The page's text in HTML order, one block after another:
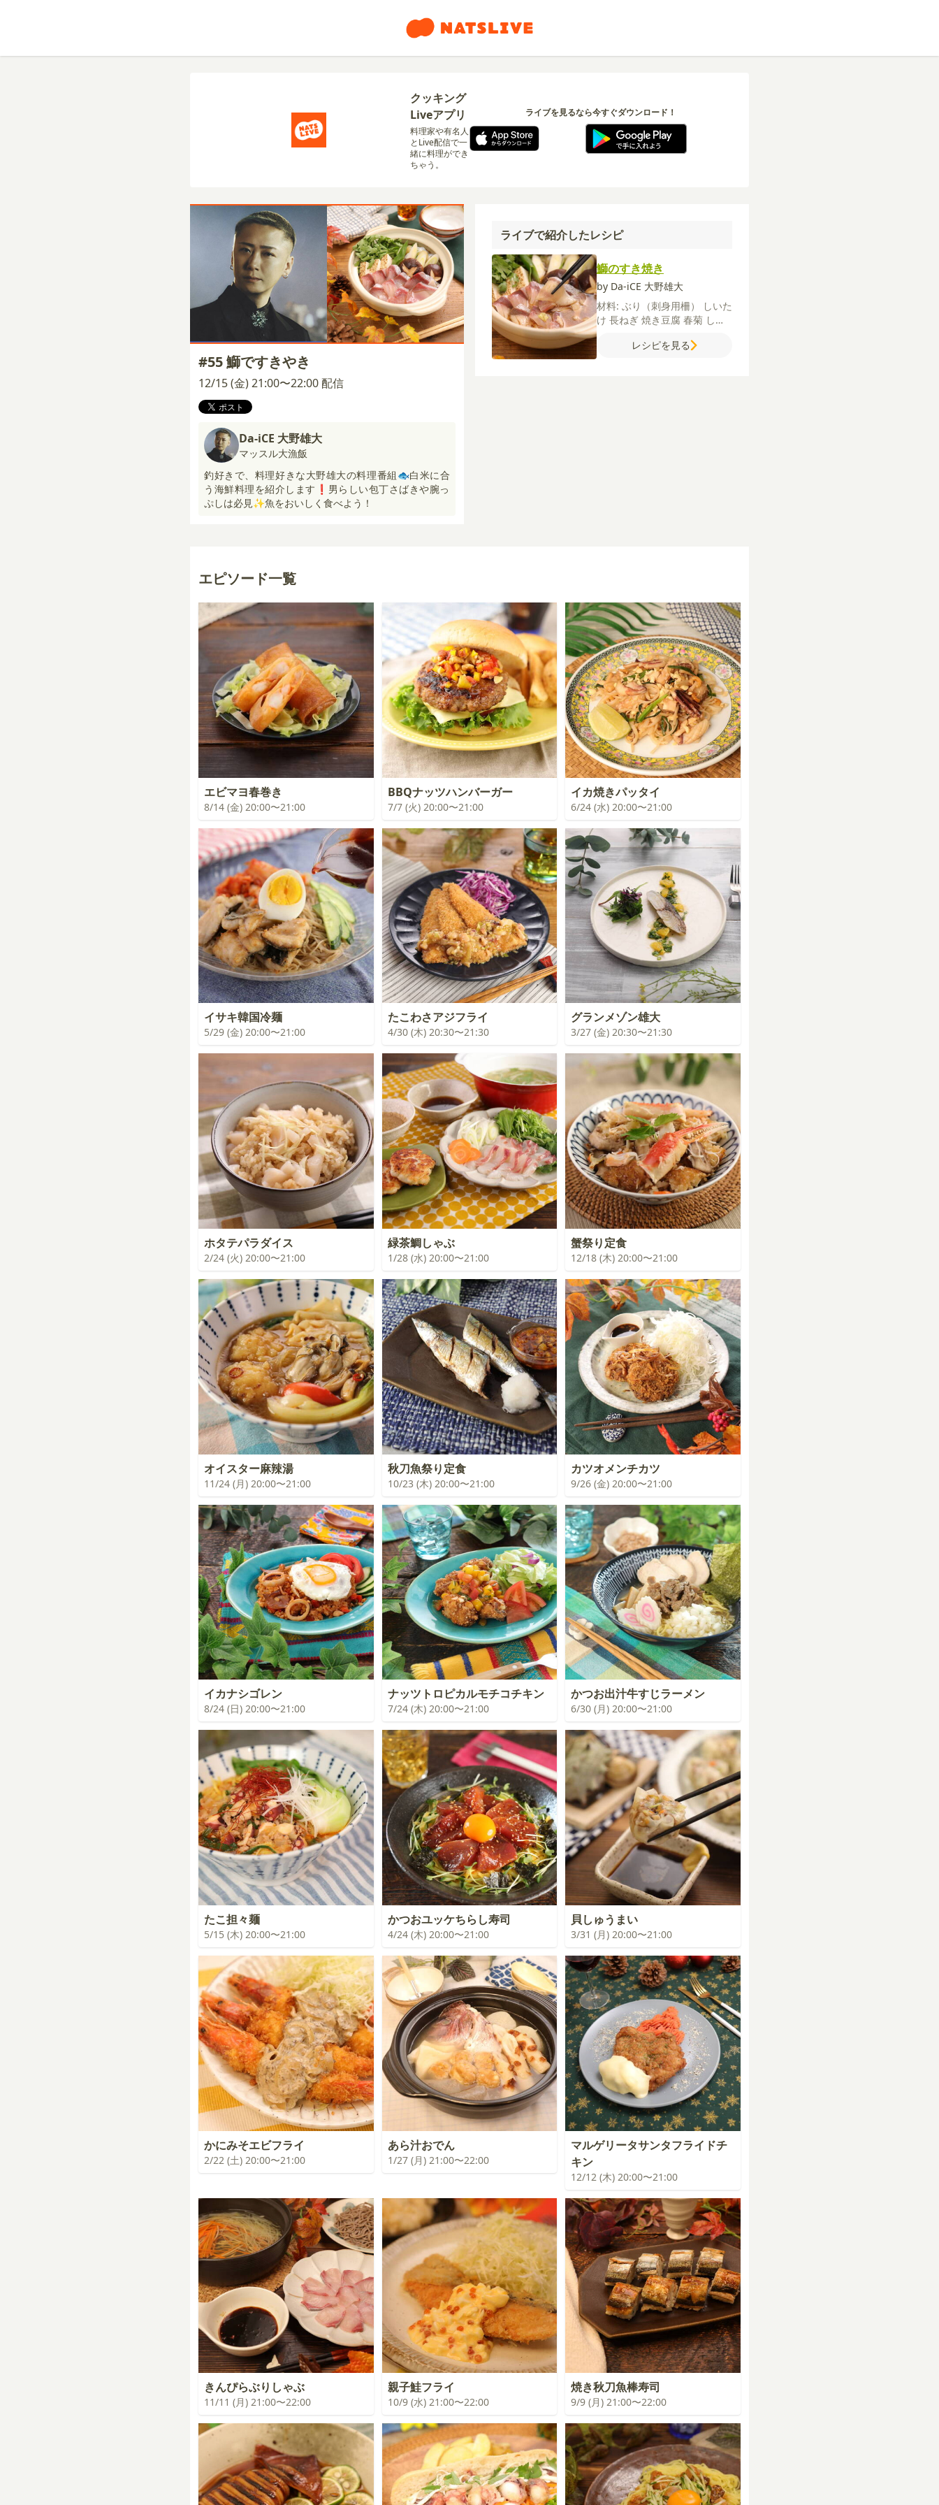
クッキング
Liveアプリ
料理家や有名人
とLive配信で一
緒に料理ができ
ちゃう。
ライブを見るなら今すぐダウンロード！
#55 鰤ですきやき
12/15 (金) 21:00〜22:00 配信
Da-iCE 大野雄大
マッスル大漁飯
釣好きで、料理好きな大野雄大の料理番組🐟白米に合
う海鮮料理を紹介します❗️男らしい包丁さばきや腕っ
ぷしは必見✨魚をおいしく食べよう！
ライブで紹介したレシピ
鰤のすき焼き
by Da-iCE 大野雄大
材料: ぶり（刺身用柵）
しいた
け 長ねぎ 焼き豆腐 春菊 しら
【合わせだし】水かつおぶ
レシピを見る
エピソード一覧
エビマヨ春巻き
8/14 (金) 20:00〜21:00
BBQナッツハンバーガー
7/7 (火) 20:00〜21:00
イカ焼きパッタイ
6/24 (水) 20:00〜21:00
イサキ韓国冷麺
5/29 (金) 20:00〜21:00
たこわさアジフライ
4/30 (木) 20:30〜21:30
グランメゾン雄大
3/27 (金) 20:30〜21:30
ホタテパラダイス
2/24 (火) 20:00〜21:00
緑茶鯛しゃぶ
1/28 (水) 20:00〜21:00
蟹祭り定食
12/18 (木) 20:00〜21:00
オイスター麻辣湯
11/24 (月) 20:00〜21:00
秋刀魚祭り定食
10/23 (木) 20:00〜21:00
カツオメンチカツ
9/26 (金) 20:00〜21:00
イカナシゴレン
8/24 (日) 20:00〜21:00
ナッツトロピカルモチコチキン
7/24 (木) 20:00〜21:00
かつお出汁牛すじラーメン
6/30 (月) 20:00〜21:00
たこ担々麺
5/15 (木) 20:00〜21:00
かつおユッケちらし寿司
4/24 (木) 20:00〜21:00
貝しゅうまい
3/31 (月) 20:00〜21:00
かにみそエビフライ
2/22 (土) 20:00〜21:00
あら汁おでん
1/27 (月) 21:00〜22:00
マルゲリータサンタフライドチ
キン
12/12 (木) 20:00〜21:00
きんぴらぶりしゃぶ
11/11 (月) 21:00〜22:00
親子鮭フライ
10/9 (水) 21:00〜22:00
焼き秋刀魚棒寿司
9/9 (月) 21:00〜22:00